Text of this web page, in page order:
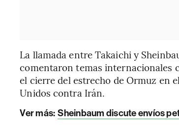
La llamada entre Takaichi y
comentaron temas internacionales
el cierre del estrecho de Ormuz en
Unidos contra Irán.
Ver más: Sheinbaum discute envíos